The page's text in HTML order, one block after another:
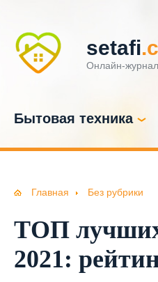
setafi
Онлайн-
Бытовая техника
Главная Без рубрики
ТОП лучших
2021: